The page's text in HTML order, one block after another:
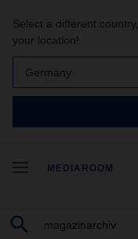
Select a different
your location!
Germany
MEDIAROOM